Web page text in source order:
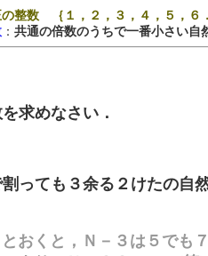
整数 ｛１，２，３，４，５，６
： 共通の倍数のうちで一番小さい
求めなさい．
っても３余る２けたの自
おくと，Ｎ－３は５でも